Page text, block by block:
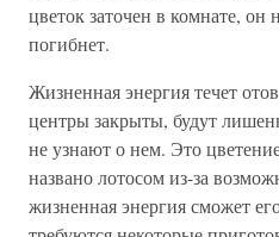
цветок заточен в комнате, он
погибнет.
Жизненная энергия течет
центры закрыты, будут
не узнают о нем. Это
названо лотосом из-за
жизненная энергия сможет